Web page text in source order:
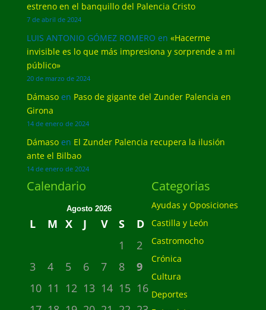
estreno en el banquillo del Palencia Cristo
7 de abril de 2024
LUIS ANTONIO GÓMEZ ROMERO en «Hacerme
invisible es lo que más impresiona y sorprende a mi
público»
20 de marzo de 2024
Dámasoen Paso de gigante del Zunder Palencia en
Girona
14 de enero de 2024
Dámasoen El Zunder Palencia recupera la ilusión
ante el Bilbao
14 de enero de 2024
Calendario
Agosto 2026
L M X J V S
D
1
2
3
4 5 6 7 8
9
10 11 12 13 14 15 16
Categorias
Ayudas y Oposiciones
Castilla y León
Castromocho
Crónica
Cultura
Deportes